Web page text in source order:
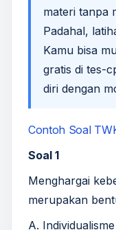
materi tanpa
Padahal,
Kamu bisa
gratis di tes-
diri dengan
Contoh Soal
Soal 1
Menghargai
merupakan
A. Individualisme